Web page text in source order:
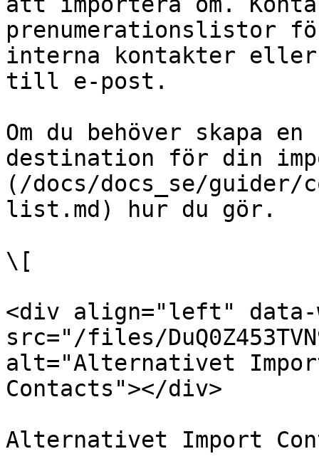
prenumerationslistor
interna kontakter
till e-post.
Om du behöver skapa
destination för din
(/docs/docs_se/
list.md) hur du gör.
\[
<div align="left" data-
src="/files/
alt="Alternativet
Contacts"></div>
Alternativet Import